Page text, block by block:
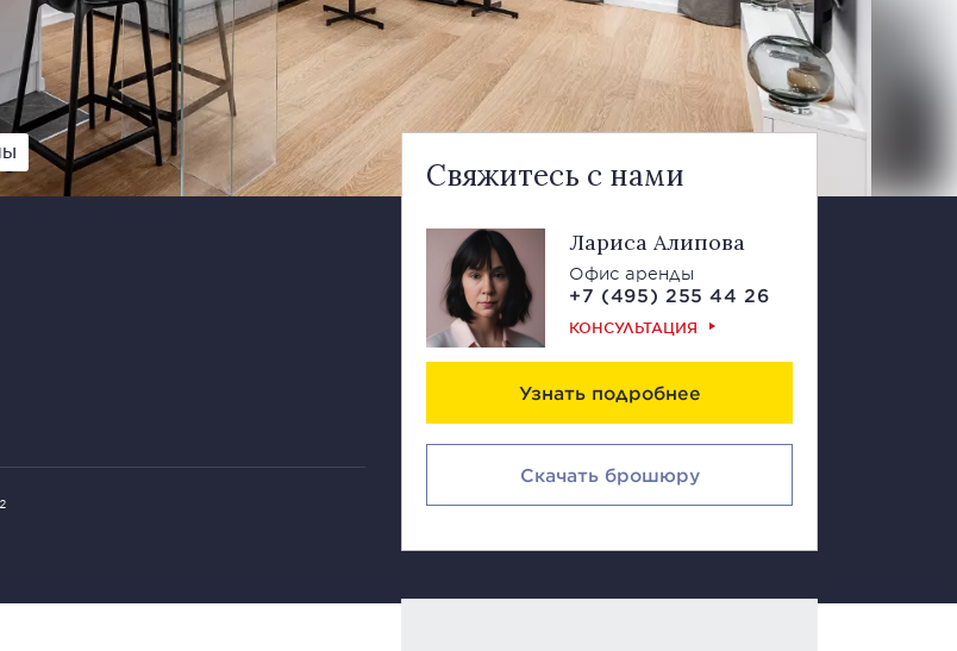
Свяжитесь с нами
Лариса Алипова
Офис аренды
+7 (495) 255 44 26
КОНСУЛЬТАЦИЯ
Узнать подробнее
Скачать брошюру